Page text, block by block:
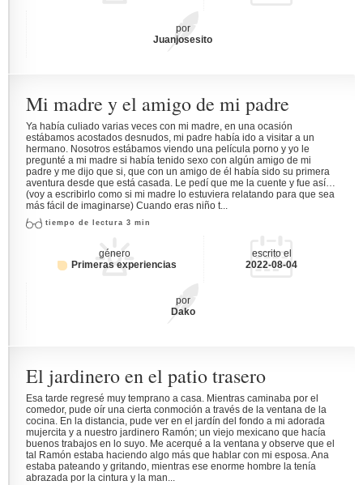
por
Juanjosesito
Mi madre y el amigo de mi padre
Ya había culiado varias veces con mi madre, en una ocasión
estábamos acostados desnudos, mi padre había ido a visitar a un
hermano. Nosotros estábamos viendo una película porno y yo le
pregunté a mi madre si había tenido sexo con algún amigo de mi
padre y me dijo que si, que con un amigo de él había sido su primera
aventura desde que está casada. Le pedí que me la cuente y fue así…
(voy a escribirlo como si mi madre lo estuviera relatando para que sea
más fácil de imaginarse) Cuando eras niño t...
tiempo de lectura 3 min
género
Primeras experiencias
escrito el
2022-08-04
por
Dako
El jardinero en el patio trasero
Esa tarde regresé muy temprano a casa. Mientras caminaba por el
comedor, pude oír una cierta conmoción a través de la ventana de la
cocina. En la distancia, pude ver en el jardín del fondo a mi adorada
mujercita y a nuestro jardinero Ramón; un viejo mexicano que hacía
buenos trabajos en lo suyo. Me acerqué a la ventana y observe que el
tal Ramón estaba haciendo algo más que hablar con mi esposa. Ana
estaba pateando y gritando, mientras ese enorme hombre la tenía
abrazada por la cintura y la man...